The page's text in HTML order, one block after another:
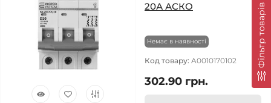
Фільтр товарів
20А АСКО
Немає в наявності
Код товару: A0010170102
302.90 грн.